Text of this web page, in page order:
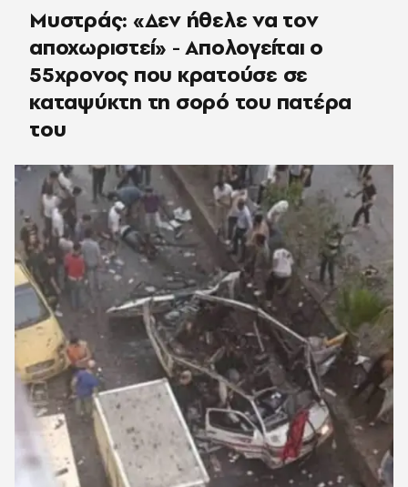
Μυστράς: «Δεν ήθελε να τον
αποχωριστεί» - Απολογείται ο
55χρονος που κρατούσε σε
καταψύκτη τη σορό του πατέρα
του